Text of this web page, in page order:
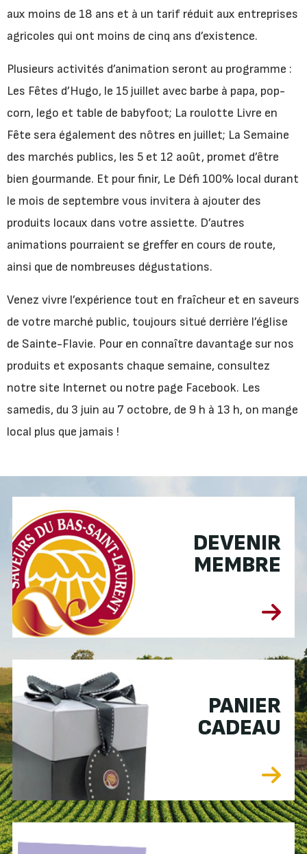
aux moins de 18 ans et à un tarif réduit aux entreprises
agricoles qui ont moins de cinq ans d’existence.
Plusieurs activités d’animation seront au programme :
Les Fêtes d’Hugo, le 15 juillet avec barbe à papa, pop-
corn, lego et table de babyfoot; La roulotte Livre en
Fête sera également des nôtres en juillet; La Semaine
des marchés publics, les 5 et 12 août, promet d’être
bien gourmande. Et pour finir, Le Défi 100% local durant
le mois de septembre vous invitera à ajouter des
produits locaux dans votre assiette. D’autres
animations pourraient se greffer en cours de route,
ainsi que de nombreuses dégustations.
Venez vivre l’expérience tout en fraîcheur et en saveurs
de votre marché public, toujours situé derrière l’église
de Sainte-Flavie. Pour en connaître davantage sur nos
produits et exposants chaque semaine, consultez
notre site Internet ou notre page Facebook. Les
samedis, du 3 juin au 7 octobre, de 9 h à 13 h, on mange
local plus que jamais !
DEVENIR
MEMBRE
PANIER
CADEAU